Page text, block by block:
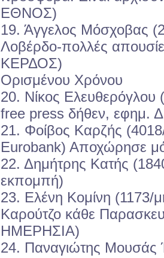
ΕΘΝΟΣ)
19. Άγγελος Μόσχοβας
Λοβέρδο-πολλές
ΚΕΡΔΟΣ)
Ορισμένου Χρόνου
20. Νίκος Ελευθερόγλου
free press δήθεν, εφημ.
21. Φοίβος Καρζής
Eurobank) Αποχώρησε
22. Δημήτρης Κατής
εκπομπή)
23. Ελένη Κομίνη (1173/
Καρούτζο κάθε
ΗΜΕΡΗΣΙΑ)
24. Παναγιώτης Μουσάς